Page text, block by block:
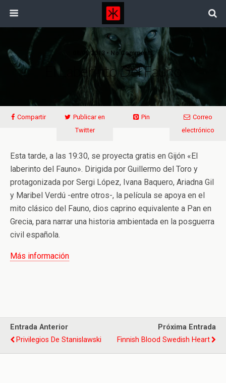
08/08/2013 • No Comments
El Laberinto Del Fauno
Compartir
Publicar en
Twitter
Pin
Correo
electrónico
Esta tarde, a las 19:30, se proyecta gratis en Gijón «El
laberinto del Fauno». Dirigida por Guillermo del Toro y
protagonizada por Sergi López, Ivana Baquero, Ariadna Gil
y Maribel Verdú -entre otros-, la película se apoya en el
mito clásico del Fauno, dios caprino equivalente a Pan en
Grecia, para narrar una historia ambientada en la posguerra
civil española.
Más información
Entrada Anterior
Privilegios De Stanislawski
Próxima Entrada
Finnish Blood Swedish Heart